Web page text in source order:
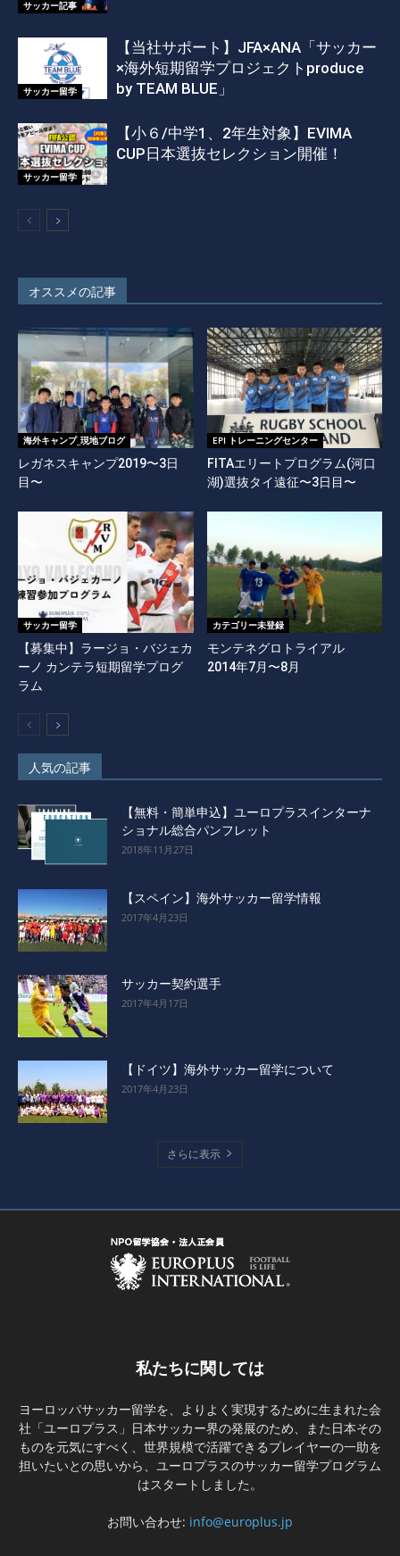
サッカー記事
サッカー留学
【当社サポート】JFA×ANA「サッカー
×海外短期留学プロジェクトproduce
by TEAM BLUE」
サッカー留学
【小６/中学1、2年生対象】EVIMA
CUP日本選抜セレクション開催！
オススメの記事
海外キャンプ_現地ブログ
レガネスキャンプ2019〜3日
目〜
EPI トレーニングセンター
FITAエリートプログラム(河口
湖)選抜タイ遠征〜3日目〜
サッカー留学
【募集中】ラージョ・バジェカ
ーノ カンテラ短期留学プログ
ラム
カテゴリー未登録
モンテネグロトライアル
2014年7月〜8月
人気の記事
【無料・簡単申込】ユーロプラスインターナ
ショナル総合パンフレット
2018年11月27日
【スペイン】海外サッカー留学情報
2017年4月23日
サッカー契約選手
2017年4月17日
【ドイツ】海外サッカー留学について
2017年4月23日
さらに表示
私たちに関しては
ヨーロッパサッカー留学を、よりよく実現するために生まれた会
社「ユーロプラス」日本サッカー界の発展のため、また日本その
ものを元気にすべく、世界規模で活躍できるプレイヤーの一助を
担いたいとの思いから、ユーロプラスのサッカー留学プログラム
はスタートしました。
お問い合わせ: info@europlus.jp